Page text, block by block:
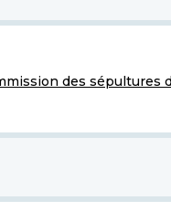
des sépultures